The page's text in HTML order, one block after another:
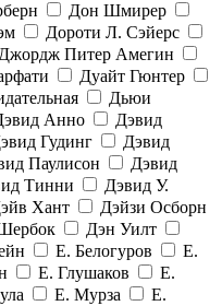
Дон Шмирер
Дороти Л. Сэйерс
Питер Амегин
Дуайт Гюнтер
Дьюи
Анно
Дэвид
Гудинг
Дэвид
Паулисон
Дэвид
Тинни
Дэвид У.
Хант
Дэйзи Осборн
Дэн Уилт
Е. Белогуров
Е.
Е. Глушаков
Е.
Е. Мурза
Е.